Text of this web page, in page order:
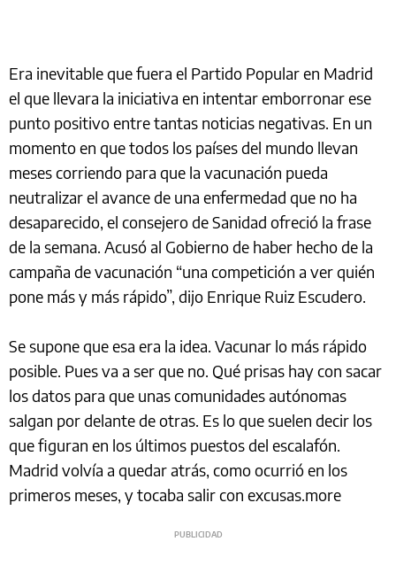
Era inevitable que fuera el Partido Popular en Madrid
el que llevara la iniciativa en intentar emborronar ese
punto positivo entre tantas noticias negativas. En un
momento en que todos los países del mundo llevan
meses corriendo para que la vacunación pueda
neutralizar el avance de una enfermedad que no ha
desaparecido, el consejero de Sanidad ofreció la frase
de la semana. Acusó al Gobierno de haber hecho de la
campaña de vacunación “una competición a ver quién
pone más y más rápido”, dijo Enrique Ruiz Escudero.
Se supone que esa era la idea. Vacunar lo más rápido
posible. Pues va a ser que no. Qué prisas hay con sacar
los datos para que unas comunidades autónomas
salgan por delante de otras. Es lo que suelen decir los
que figuran en los últimos puestos del escalafón.
Madrid volvía a quedar atrás, como ocurrió en los
primeros meses, y tocaba salir con excusas.more